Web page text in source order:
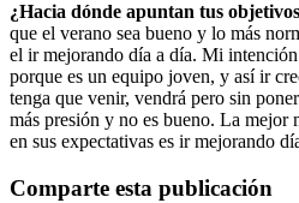
¿Hacia dónde apuntan tus
que el verano sea bueno y lo más
el ir mejorando día a día. Mi
porque es un equipo joven, y así ir
tenga que venir, vendrá pero sin
más presión y no es bueno. La mejor
en sus expectativas es ir mejorando
Comparte esta publicación